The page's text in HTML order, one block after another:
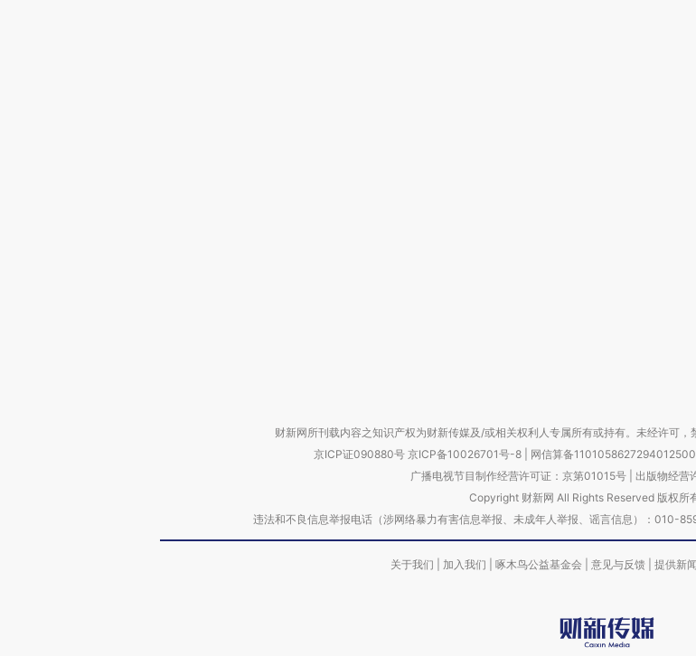
财新网所刊载内容之知识产权为财新传媒及/或相关权利人专属所有或持有。未经许可，
京ICP证090880号 京ICP备10026701号-8 网信算备
广播电视节目制作经营许可证：京第01015号| 出版物经营
Copyright 财新网 All Rights Reserved 版权所
违法和不良信息举报电话（涉网络暴力有害信息举报、未成年人举报、谣言信息）：
关于我们 加入我们 啄木鸟公益基金会 意见与反馈 提供新